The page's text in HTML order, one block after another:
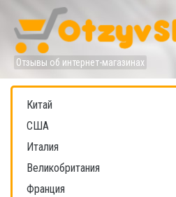
Отзывы об интернет-магазинах
Китай
США
Италия
Великобритания
Франция